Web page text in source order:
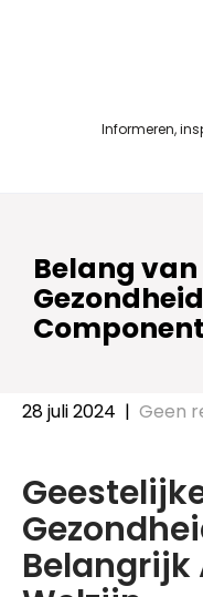
Informeren,
Belang
28 juli 2024 | Geen
Belangrijk